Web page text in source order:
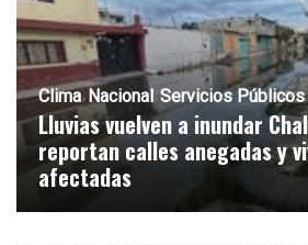
Clima Nacional Servicios Públicos
Lluvias vuelven a inundar
reportan calles anegadas y
afectadas